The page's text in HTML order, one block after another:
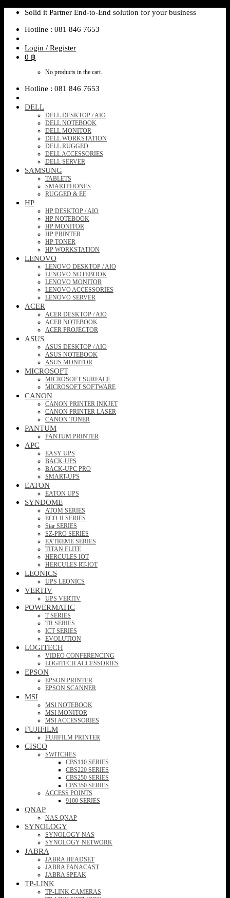
Skip
content
Solid it Partner End-to-End solution for your business
Hotline : 081 846 7653
Login / Register
0 ฿
No products in the cart.
Hotline : 081 846 7653
DELL
DELL DESKTOP / AIO
DELL NOTEBOOK
DELL MONITOR
DELL WORKSTATION
DELL RUGGED
DELL ACCESSORIES
DELL SERVER
SAMSUNG
TABLETS
SMARTPHONES
RUGGED & EE
HP
HP DESKTOP / AIO
HP NOTEBOOK
HP MONITOR
HP PRINTER
HP TONER
HP WORKSTATION
LENOVO
LENOVO DESKTOP / AIO
LENOVO NOTEBOOK
LENOVO MONITOR
LENOVO ACCESSORIES
LENOVO SERVER
ACER
ACER DESKTOP / AIO
ACER NOTEBOOK
ACER PROJECTOR
ASUS
ASUS DESKTOP / AIO
ASUS NOTEBOOK
ASUS MONITOR
MICROSOFT
MICROSOFT SURFACE
MICROSOFT SOFTWARE
CANON
CANON PRINTER INKJET
CANON PRINTER LASER
CANON TONER
PANTUM
PANTUM PRINTER
APC
EASY UPS
BACK-UPS
BACK-UPC PRO
SMART-UPS
EATON
EATON UPS
SYNDOME
ATOM SERIES
ECO-II SERIES
Star SERIES
SZ-PRO SERIES
EXTREME SERIES
TITAN ELITE
HERCULES IOT
HERCULES RT-IOT
LEONICS
UPS LEONICS
VERTIV
UPS VERTIV
POWERMATIC
T SERIES
TR SERIES
ICT SERIES
EVOLUTION
LOGITECH
VIDEO CONFERENCING
LOGITECH ACCESSORIES
EPSON
EPSON PRINTER
EPSON SCANNER
MSI
MSI NOTEBOOK
MSI MONITOR
MSI ACCESSORIES
FUJIFILM
FUJIFILM PRINTER
CISCO
SWITCHES
CBS110 SERIES
CBS220 SERIES
CBS250 SERIES
CBS350 SERIES
ACCESS POINTS
9100 SERIES
QNAP
NAS QNAP
SYNOLOGY
SYNOLOGY NAS
SYNOLOGY NETWORK
JABRA
JABRA HEADSET
JABRA PANACAST
JABRA SPEAK
TP-LINK
TP-LINK CAMERAS